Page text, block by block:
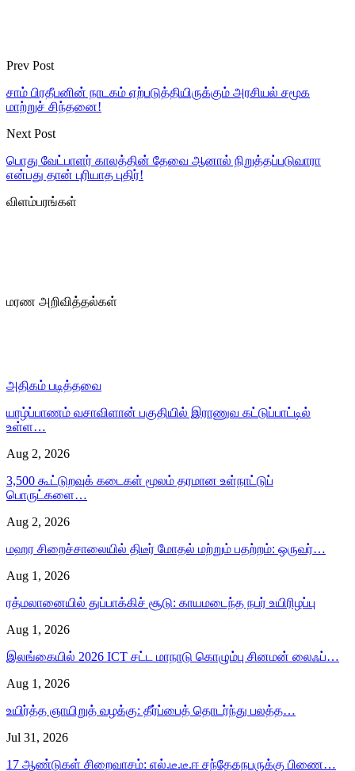
Prev Post
சாம் பிரதீபனின் நாடகம் ஏற்படுத்தியிருக்கும் அரசியல் சமூக
மாற்றுச் சிந்தனை!
Next Post
பொது வேட்பாளர் காலத்தின் தேவை ஆனால் நிறுத்தப்படுவாரா
என்பது தான் புரியாத புதிர்!
விளம்பரங்கள்
மரண அறிவித்தல்கள்
அதிகம் படித்தவை
யாழ்ப்பாணம் வசாவிளான் பகுதியில் இராணுவ கட்டுப்பாட்டில்
உள்ள…
Aug 2, 2026
3,500 கூட்டுறவுக் கடைகள் மூலம் தரமான உள்நாட்டுப்
பொருட்களை…
Aug 2, 2026
மஹர சிறைச்சாலையில் திடீர் மோதல் மற்றும் பதற்றம்: ஒருவர்…
Aug 1, 2026
ரத்மலானையில் துப்பாக்கிச் சூடு: காயமடைந்த நபர் உயிரிழப்பு
Aug 1, 2026
இலங்கையில் 2026 ICT சட்ட மாநாடு கொழும்பு சினமன் லைஃப்…
Aug 1, 2026
உயிர்த்த ஞாயிறுத் வழக்கு: தீர்ப்பைத் தொடர்ந்து பலத்த…
Jul 31, 2026
17 ஆண்டுகள் சிறைவாசம்: எல்.டீ.டீ.ஈ சந்தேகநபருக்கு பிணை…